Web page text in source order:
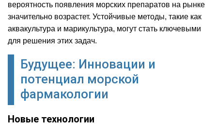
вероятность появления морских препаратов на рынке
значительно возрастет. Устойчивые методы, такие как
аквакультура и марикультура, могут стать ключевыми
для решения этих задач.
Будущее: Инновации и
потенциал морской
фармакологии
Новые технологии